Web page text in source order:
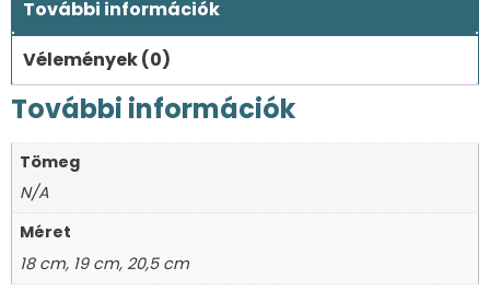
További információk
Vélemények (0)
További információk
Tömeg
N/A
Méret
18 cm, 19 cm, 20,5 cm